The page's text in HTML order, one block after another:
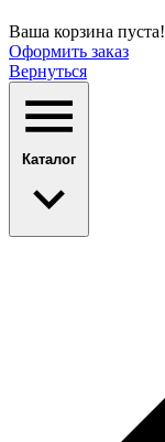
Ваша корзина пуста!
Оформить заказ
Вернуться
Каталог